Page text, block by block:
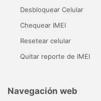
Desbloquear Celular
Chequear IMEI
Resetear celular
Quitar reporte de IMEI
Navegación web